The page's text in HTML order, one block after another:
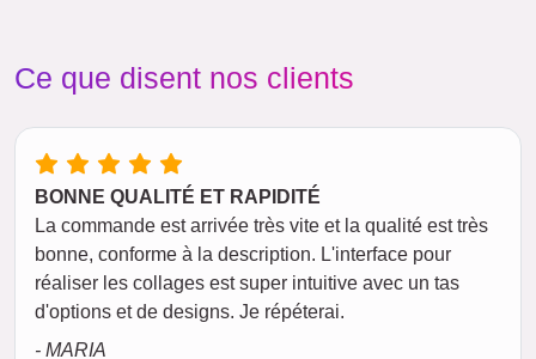
Ce que disent nos clients
BONNE QUALITÉ ET RAPIDITÉ
La commande est arrivée très vite et la qualité est très
bonne, conforme à la description. L'interface pour
réaliser les collages est super intuitive avec un tas
d'options et de designs. Je répéterai.
- MARIA